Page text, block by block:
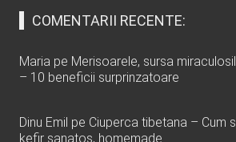
COMENTARII RECENTE:
Maria pe Merisoarele, sursa
– 10 beneficii surprinzatoare
Dinu Emil pe Ciuperca tibetana – Cum
kefir sanatos, homemade